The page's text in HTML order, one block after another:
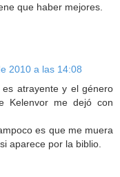
que haber mejores.
2010 a las 14:08
atrayente y el género
Kelenvor me dejó con
es que me muera
aparece por la biblio.